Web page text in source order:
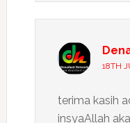
18TH
terima kasih
insyaAllah